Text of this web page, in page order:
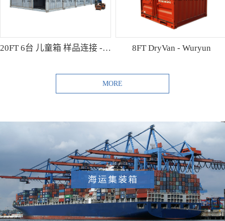
20FT 6台 儿童箱 样品连接 - Shibutani 8FT DryVan - Wuryun
MORE